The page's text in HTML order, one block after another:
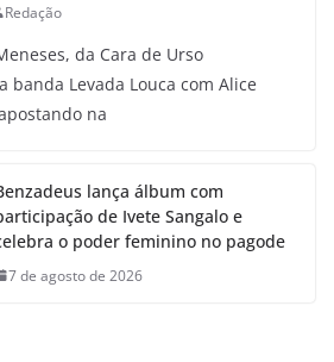
Redação
da Cara de Urso
banda Levada Louca com Alice
na
lança álbum com
de Ivete Sangalo e
o poder feminino no pagode
7 de agosto de 2026